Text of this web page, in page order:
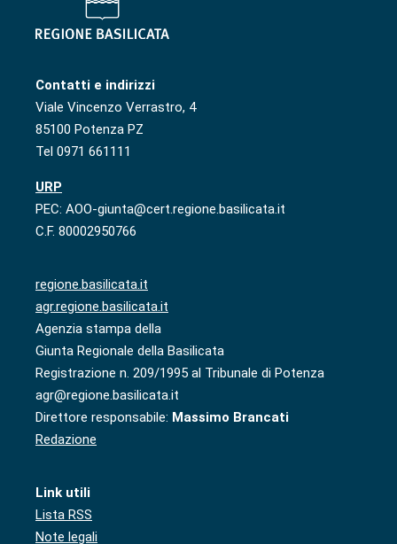
Contatti e indirizzi
Viale Vincenzo Verrastro, 4
85100 Potenza PZ
Tel 0971 661111
URP
PEC: AOO-giunta@cert.regione.basilicata.it
C.F. 80002950766
regione.basilicata.it
agr.regione.basilicata.it
Agenzia stampa della
Giunta Regionale della Basilicata
Registrazione n. 209/1995 al Tribunale di Potenza
agr@regione.basilicata.it
Direttore responsabile: Massimo Brancati
Redazione
Link utili
Lista RSS
Note legali